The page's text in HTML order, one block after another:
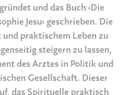
und das Buch ‹Die
Jesu› geschrieben. Die
praktischem Leben zu
steigern zu lassen,
des Arztes in Politik und
Gesellschaft. Dieser
das Spirituelle praktisch